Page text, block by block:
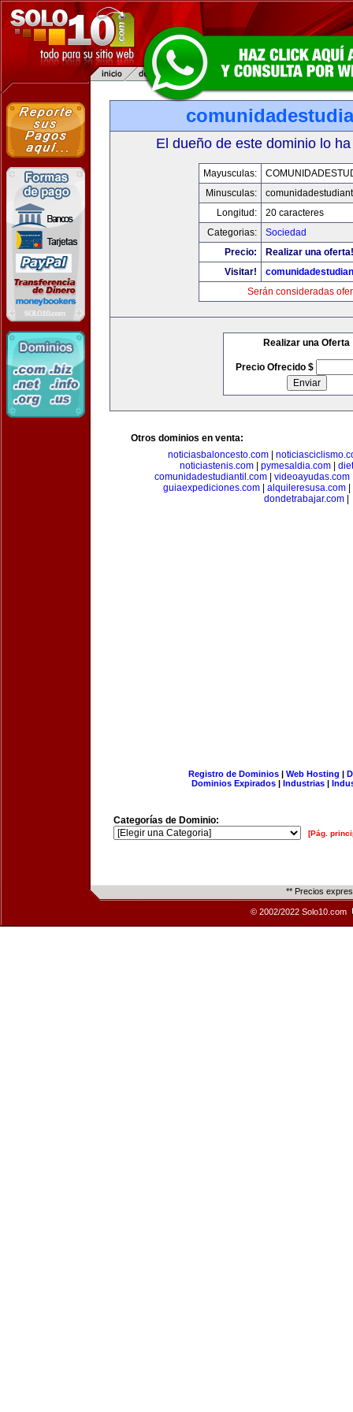
El dueño de este dominio lo
Mayusculas:
Minusculas:
Longitud:
20 caracteres
Categorias:
Sociedad
Precio:
Realizar una oferta!
Visitar!
Serán consideradas
Realizar una Oferta
Precio Ofrecido $
Otros dominios en venta:
noticiasbaloncesto.com
noticiastenis.com
pymesaldia.com
comunidadestudiantil.com| videoayudas.com
guiaexpediciones.com| alquileresusa.com|
dondetrabajar.com
Registro de Dominios| Web Hosting |
Dominios Expirados | Industrias |
Categorías de Dominio:
[Pág.
** Precios
© 2002/2022 Solo10.com